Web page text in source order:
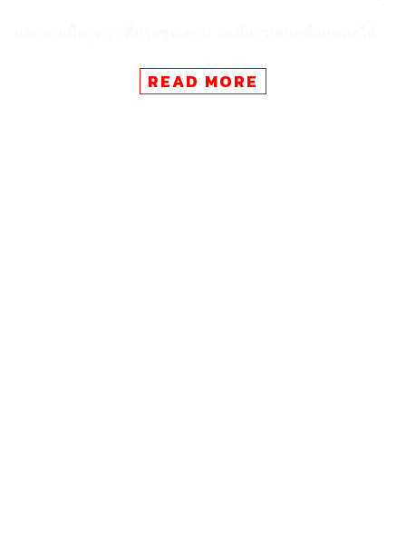
ประเทศไทย (ธปท.) หากไม่ทันในวันนี้คาดว่าจะเสนอครม.
ภายในวันที่ 29 เมษายน 68 หลังจากที่คณะกรรมการคัดเลือก
READ MORE